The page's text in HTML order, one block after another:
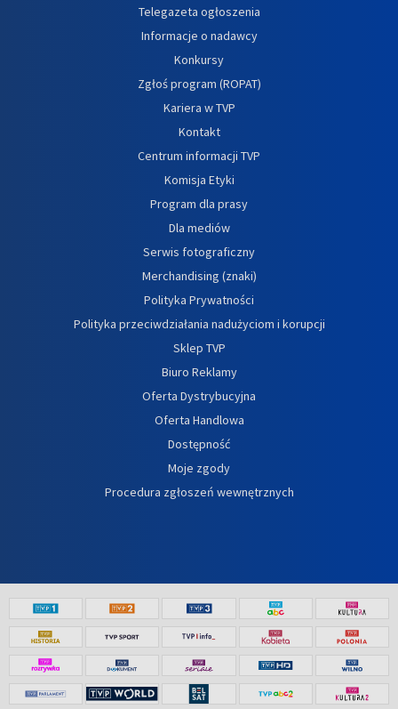
Telegazeta ogłoszenia
Informacje o nadawcy
Konkursy
Zgłoś program (ROPAT)
Kariera w TVP
Kontakt
Centrum informacji TVP
Komisja Etyki
Program dla prasy
Dla mediów
Serwis fotograficzny
Merchandising (znaki)
Polityka Prywatności
Polityka przeciwdziałania nadużyciom i korupcji
Sklep TVP
Biuro Reklamy
Oferta Dystrybucyjna
Oferta Handlowa
Dostępność
Moje zgody
Procedura zgłoszeń wewnętrznych